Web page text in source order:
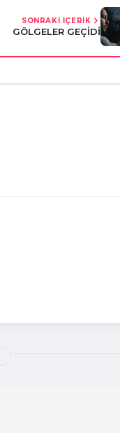
SONRAKİ İÇERİK
GÖLGELER GEÇİDİ